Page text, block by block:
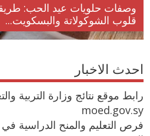
وصفات حلويات عيد الحب:
قلوب الشوكولاتة والبسكويت...
احدث الاخبار
رابط موقع نتائج وزارة التربية
moed.gov.sy
فرص التعليم والمنح الدراسية